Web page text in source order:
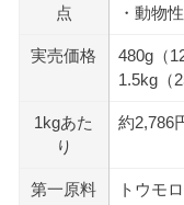
点
・動物
実売価格
480g（
1.5kg（
1kgあた
り
約2,786
第一原料 トウモ